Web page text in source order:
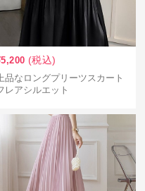
5,200 (税込)
品なロングプリーツスカート
レアシルエット